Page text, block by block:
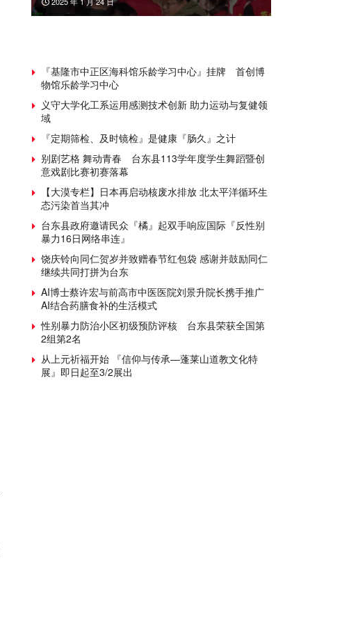
『基隆市中正区海科馆乐龄学习中心』挂牌 首创博
物馆乐龄学习中心
义守大学化工系运用感测技术创新 助力运动与复健领
域
『定期筛检、及时镜检』是健康『肠久』之计
别剧艺格 舞动青春 台东县113学年度学生舞蹈暨创
意戏剧比赛初赛落幕
【大漠专栏】日本再启动核废水排放 北太平洋循环生
态污染首当其冲
台东县政府邀请民众『橘』起双手响应国际『反性别
暴力16日网络串连』
饶庆铃向同仁贺岁并致赠春节红包袋 感谢并鼓励同仁
继续共同打拼为台东
AI博士蔡许宏与前高市中医医院刘景升院长携手推广
AI结合药膳食补的生活模式
性别暴力防治小区初级预防评核 台东县荣获全国第
2组第2名
从上元祈福开始 『信仰与传承—蓬莱山道教文化特
展』即日起至3/2展出